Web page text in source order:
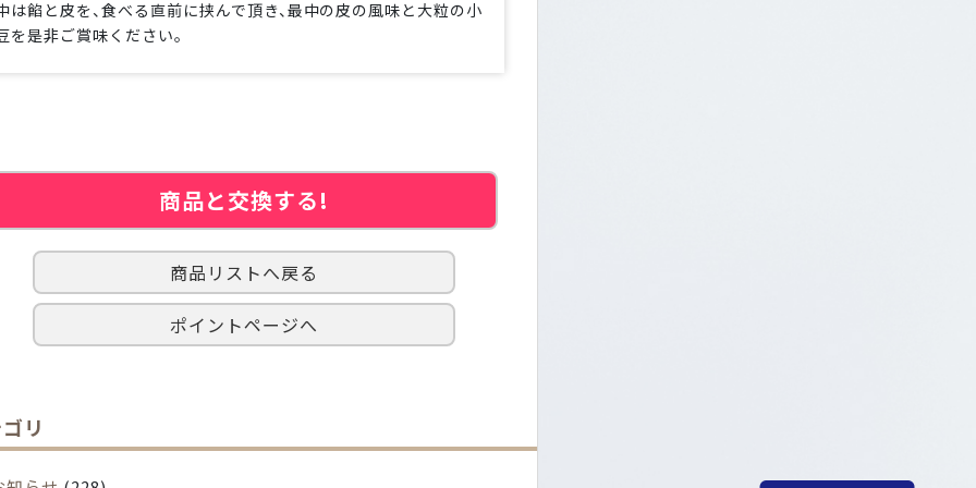
は餡と皮を、食べる直前に挟んで頂き、最中の皮の風味と大粒の小
を是非ご賞味ください。
商品と交換する!
商品リストへ戻る
ポイントページへ
リ